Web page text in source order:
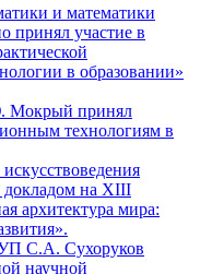
принял
технологиям в
С.А. Сухоруков
научной